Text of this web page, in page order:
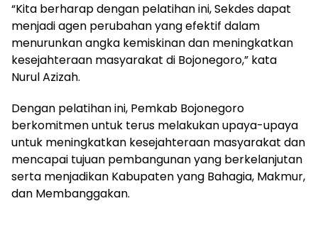
“Kita berharap dengan pelatihan ini, Sekdes dapat
menjadi agen perubahan yang efektif dalam
menurunkan angka kemiskinan dan meningkatkan
kesejahteraan masyarakat di Bojonegoro,” kata
Nurul Azizah.
Dengan pelatihan ini, Pemkab Bojonegoro
berkomitmen untuk terus melakukan upaya-upaya
untuk meningkatkan kesejahteraan masyarakat dan
mencapai tujuan pembangunan yang berkelanjutan
serta menjadikan Kabupaten yang Bahagia, Makmur,
dan Membanggakan.